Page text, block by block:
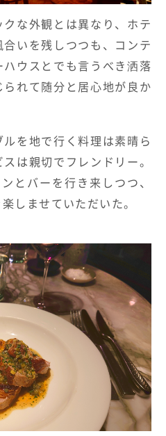
クな外観とは異なり、ホテ
いを残しつつも、コンテ
ハウスとでも言うべき洒落
れて随分と居心地が良か
を地で行く料理は素晴ら
は親切でフレンドリー。
とバーを行き来しつつ、
しませていただいた。